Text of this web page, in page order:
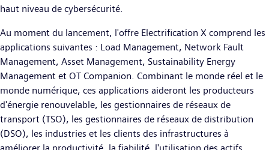
haut niveau de cybersécurité.
Au moment du lancement, l'offre Electrification X comprend les
applications suivantes : Load Management, Network Fault
Management, Asset Management, Sustainability Energy
Management et OT Companion. Combinant le monde réel et le
monde numérique, ces applications aideront les producteurs
d'énergie renouvelable, les gestionnaires de réseaux de
transport (TSO), les gestionnaires de réseaux de distribution
(DSO), les industries et les clients des infrastructures à